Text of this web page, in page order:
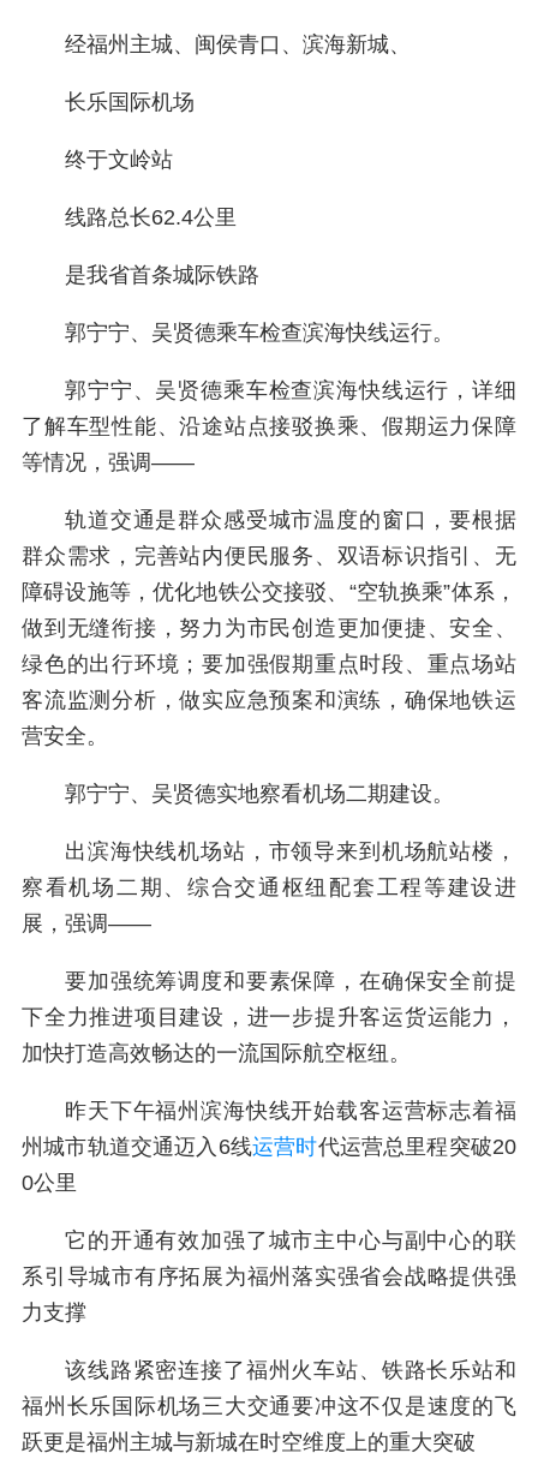
经福州主城、闽侯青口、滨海新城、
长乐国际机场
终于文岭站
线路总长62.4公里
是我省首条城际铁路
郭宁宁、吴贤德乘车检查滨海快线运行。
郭宁宁、吴贤德乘车检查滨海快线运行，详细
了解车型性能、沿途站点接驳换乘、假期运力保障
等情况，强调——
轨道交通是群众感受城市温度的窗口，要根据
群众需求，完善站内便民服务、双语标识指引、无
障碍设施等，优化地铁公交接驳、“空轨换乘”体系，
做到无缝衔接，努力为市民创造更加便捷、安全、
绿色的出行环境；要加强假期重点时段、重点场站
客流监测分析，做实应急预案和演练，确保地铁运
营安全。
郭宁宁、吴贤德实地察看机场二期建设。
出滨海快线机场站，市领导来到机场航站楼，
察看机场二期、综合交通枢纽配套工程等建设进
展，强调——
要加强统筹调度和要素保障，在确保安全前提
下全力推进项目建设，进一步提升客运货运能力，
加快打造高效畅达的一流国际航空枢纽。
昨天下午福州滨海快线开始载客运营标志着福
州城市轨道交通迈入6线运营时代运营总里程突破20
0公里
它的开通有效加强了城市主中心与副中心的联
系引导城市有序拓展为福州落实强省会战略提供强
力支撑
该线路紧密连接了福州火车站、铁路长乐站和
福州长乐国际机场三大交通要冲这不仅是速度的飞
跃更是福州主城与新城在时空维度上的重大突破